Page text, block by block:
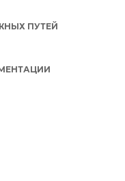
ПУТЕЙ